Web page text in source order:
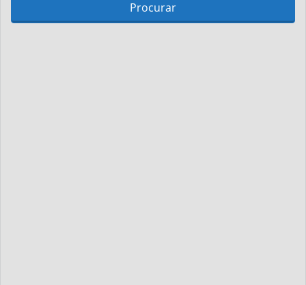
Procurar